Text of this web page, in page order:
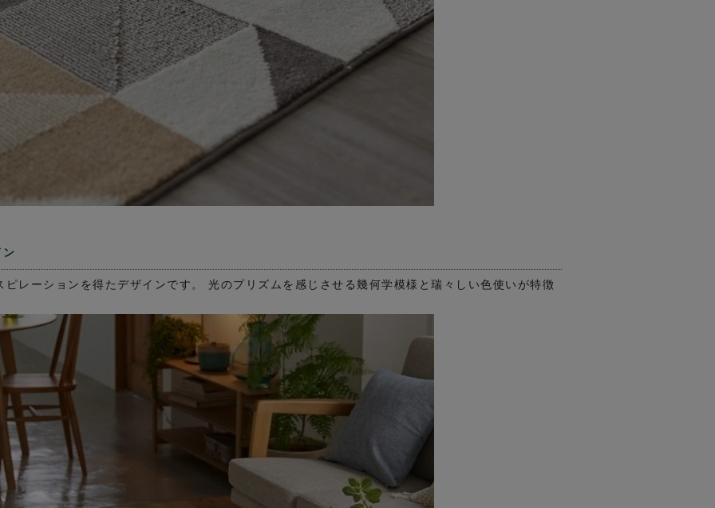
レーションを得たデザインです。 光のプリズムを感じさせる幾何学模様と瑞々しい色使いが特徴